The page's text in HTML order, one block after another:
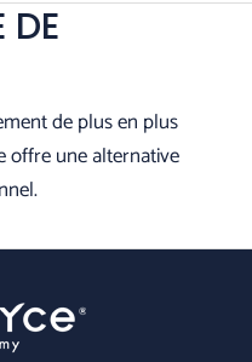
DE
de plus en plus
offre une alternative